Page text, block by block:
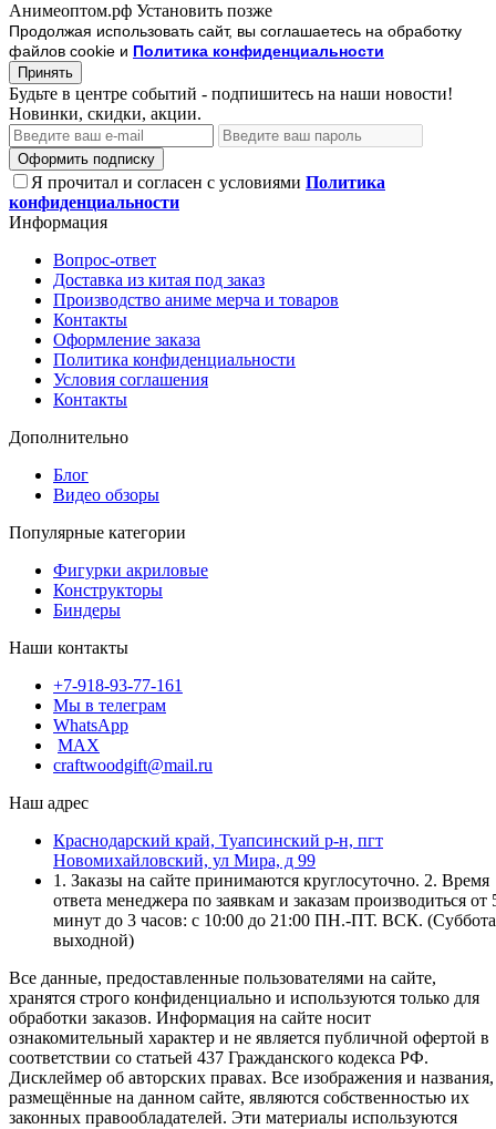
Анимеоптом.рф Установить позже
Продолжая использовать сайт, вы соглашаетесь на обработку
файлов cookie и Политика конфиденциальности
Принять
Будьте в центре событий - подпишитесь на наши новости!
Новинки, скидки, акции.
Оформить подписку
Я прочитал и согласен с условиями Политика
конфиденциальности
Информация
Вопрос-ответ
Доставка из китая под заказ
Производство аниме мерча и товаров
Контакты
Оформление заказа
Политика конфиденциальности
Условия соглашения
Контакты
Дополнительно
Блог
Видео обзоры
Популярные категории
Фигурки акриловые
Конструкторы
Биндеры
Наши контакты
+7-918-93-77-161
Мы в телеграм
WhatsApp
MAX
craftwoodgift@mail.ru
Наш адрес
Краснодарский край, Туапсинский р-н, пгт
Новомихайловский, ул Мира, д 99
1. Заказы на сайте принимаются круглосуточно. 2. Время
ответа менеджера по заявкам и заказам производиться от
минут до 3 часов: с 10:00 до 21:00 ПН.-ПТ. ВСК. (Суббота
выходной)
Все данные, предоставленные пользователями на сайте,
хранятся строго конфиденциально и используются только для
обработки заказов. Информация на сайте носит
ознакомительный характер и не является публичной офертой в
соответствии со статьей 437 Гражданского кодекса РФ.
Дисклеймер об авторских правах. Все изображения и названия,
размещённые на данном сайте, являются собственностью их
законных правообладателей. Эти материалы используются